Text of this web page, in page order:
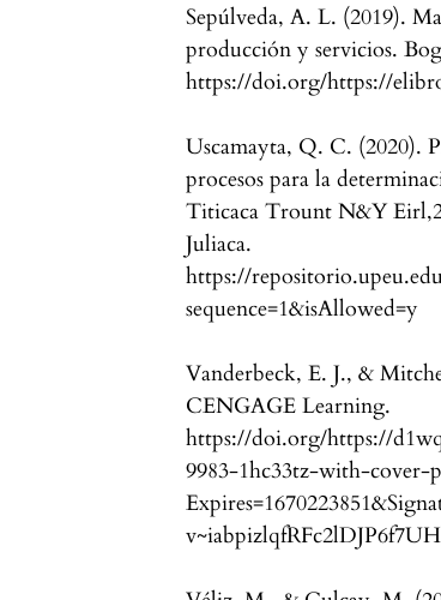
Sepúlveda, A. L. (2019).
producción y servicios.
https://doi.org/https://
Uscamayta, Q. C. (2020).
procesos para la
Titicaca Trount N&Y
Juliaca.
https://
sequence=1&isAllowed=y
Vanderbeck, E. J., &
CENGAGE Learning.
https://doi.org/https://
9983-1hc33tz-with-cover-